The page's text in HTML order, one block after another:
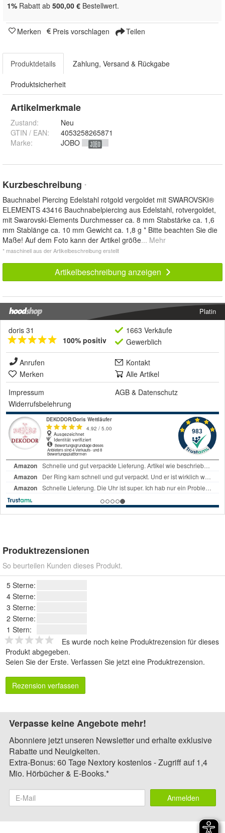
1% Rabatt ab 500,00 € Bestellwert.
Merken Preis vorschlagen Teilen
Produktdetails Zahlung, Versand & Rückgabe
Produktsicherheit
Artikelmerkmale
Zustand:
Neu
GTIN / EAN:
4053258265871
Marke:
JOBO
Kurzbeschreibung *
Bauchnabel Piercing Edelstahl rotgold vergoldet mit SWAROVSKI®
ELEMENTS 43416 Bauchnabelpiercing aus Edelstahl, rotvergoldet,
mit Swarovski-Elements Durchmesser ca. 8 mm Stabstärke ca. 1,6
mm Stablänge ca. 10 mm Gewicht ca. 1,8 g * Bitte beachten Sie die
Maße! Auf dem Foto kann der Artikel größe... Mehr
* maschinell aus der Artikelbeschreibung erstellt
Artikelbeschreibung anzeigen
Platin
doris 31
100% positiv
1663 Verkäufe
Gewerblich
Anrufen
Kontakt
Merken
Alle Artikel
Impressum
AGB & Datenschutz
Widerrufsbelehrung
Produktrezensionen
So beurteilen Kunden dieses Produkt.
5 Sterne:
4 Sterne:
3 Sterne:
2 Sterne:
1 Stern:
Es wurde noch keine Produktrezension für dieses
Produkt abgegeben.
Seien Sie der Erste. Verfassen Sie jetzt eine Produktrezension.
Rezension verfassen
Verpasse keine Angebote mehr!
Abonniere jetzt unseren Newsletter und erhalte exklusive
Rabatte und Neuigkeiten.
Extra-Bonus: 60 Tage Nextory kostenlos - Zugriff auf 1,4
Mio. Hörbücher & E-Books.*
Anmelden